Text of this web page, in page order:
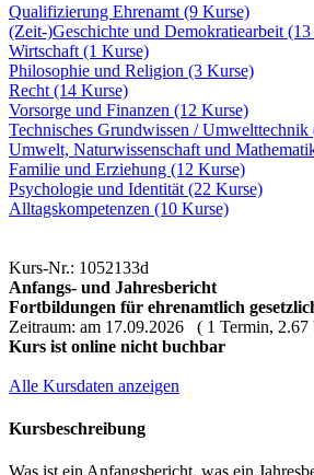
Qualifizierung Ehrenamt (9 Kurse)
(Zeit-)Geschichte und Demokratiearbeit
Wirtschaft (1 Kurse)
Philosophie und Religion (3 Kurse)
Recht (14 Kurse)
Vorsorge und Finanzen (12 Kurse)
Technisches Grundwissen / Umwelttechnik
Umwelt, Naturwissenschaft und
Familie und Erziehung (12 Kurse)
Psychologie und Identität (22 Kurse)
Alltagskompetenzen (10 Kurse)
Kurs-Nr.: 1052133d
Anfangs- und Jahresbericht
Fortbildungen für ehrenamtlich
Zeitraum: am 17.09.2026 ( 1 Termin,
Kurs ist online nicht buchbar
Alle Kursdaten anzeigen
Kursbeschreibung
Was ist ein Anfangsbericht, was ein